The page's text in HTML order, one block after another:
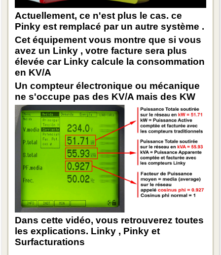
Actuellement, ce n'est plus le cas. ce
Pinky est remplacé par un autre système .
Cet équipement vous montre que si vous
avez un Linky , votre facture sera plus
élevée car Linky calcule la consommation
en KV/A
Un compteur électronique ou mécanique
ne s'occupe pas des KV/A mais des KW
Dans cette vidéo, vous retrouverez toutes
les explications. Linky , Pinky et
Surfacturations